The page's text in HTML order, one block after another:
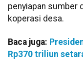
penyiapan sumber
koperasi desa.
Baca juga:
Rp370 triliun